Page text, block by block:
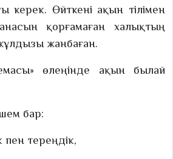
керек. Өйткені ақын тілімен
қорғамаған халықтың
жанбаған.
өлеңінде ақын былай
бар:
пен тереңдік,